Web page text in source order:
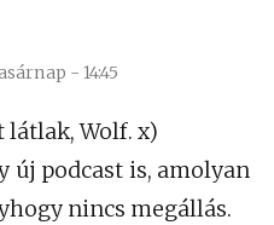
- 14:45
Wolf. x)
új podcast is, amolyan
nincs megállás.